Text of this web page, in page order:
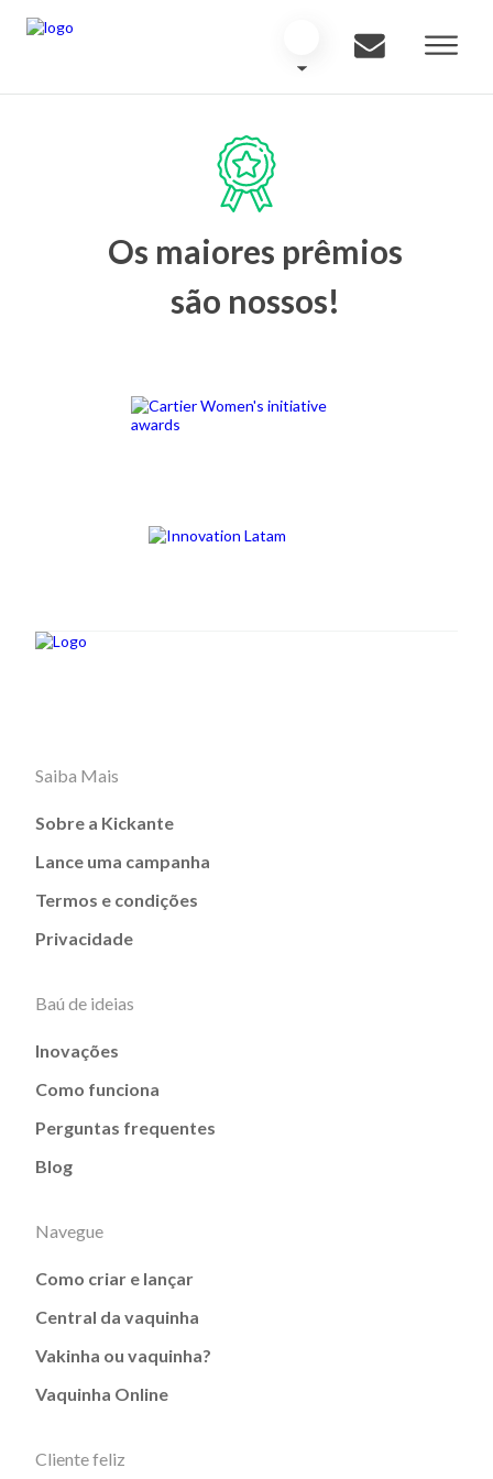
Os maiores prêmios
são nossos!
Saiba Mais
Sobre a Kickante
Lance uma campanha
Termos e condições
Privacidade
Baú de ideias
Inovações
Como funciona
Perguntas frequentes
Blog
Navegue
Como criar e lançar
Central da vaquinha
Vakinha ou vaquinha?
Vaquinha Online
Cliente feliz